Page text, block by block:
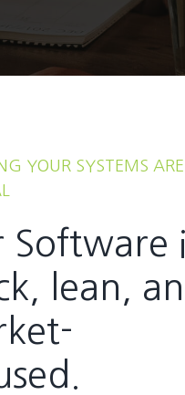
YOUR SYSTEMS ARE
Software
lean,